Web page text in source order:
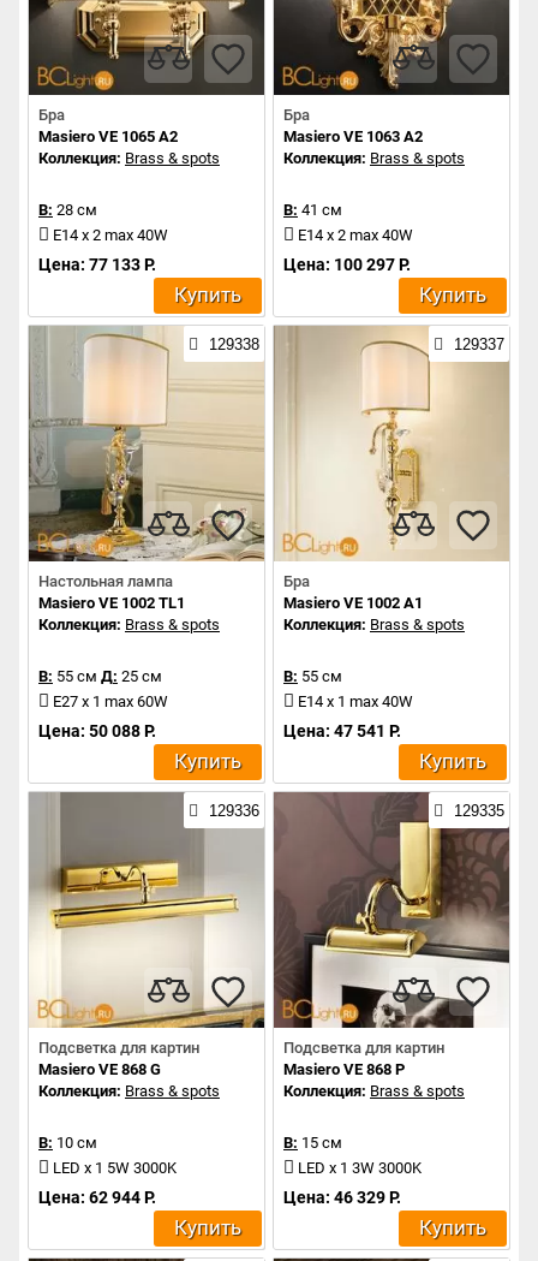
Бра
Masiero VE 1065 A2
Коллекция: Brass & spots
В: 28 см
E14 x 2 max 40W
Цена: 77 133 Р.
Купить
Бра
Masiero VE 1063 A2
Коллекция: Brass & spots
В: 41 см
E14 x 2 max 40W
Цена: 100 297 Р.
Купить
129338
Настольная лампа
Masiero VE 1002 TL1
Коллекция: Brass & spots
В: 55 см Д: 25 см
E27 x 1 max 60W
Цена: 50 088 Р.
Купить
129337
Бра
Masiero VE 1002 A1
Коллекция: Brass & spots
В: 55 см
E14 x 1 max 40W
Цена: 47 541 Р.
Купить
129336
Подсветка для картин
Masiero VE 868 G
Коллекция: Brass & spots
В: 10 см
LED x 1 5W 3000K
Цена: 62 944 Р.
Купить
129335
Подсветка для картин
Masiero VE 868 P
Коллекция: Brass & spots
В: 15 см
LED x 1 3W 3000K
Цена: 46 329 Р.
Купить